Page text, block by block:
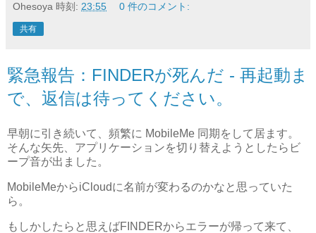
Ohesoya 時刻: 23:55 0 件のコメント:
共有
緊急報告：FINDERが死んだ - 再起動ま
で、返信は待ってください。
早朝に引き続いて、頻繁に MobileMe 同期をして居ます。
そんな矢先、アプリケーションを切り替えようとしたらビ
ープ音が出ました。
MobileMeからiCloudに名前が変わるのかなと思っていた
ら。
もしかしたらと思えばFINDERからエラーが帰って来て、